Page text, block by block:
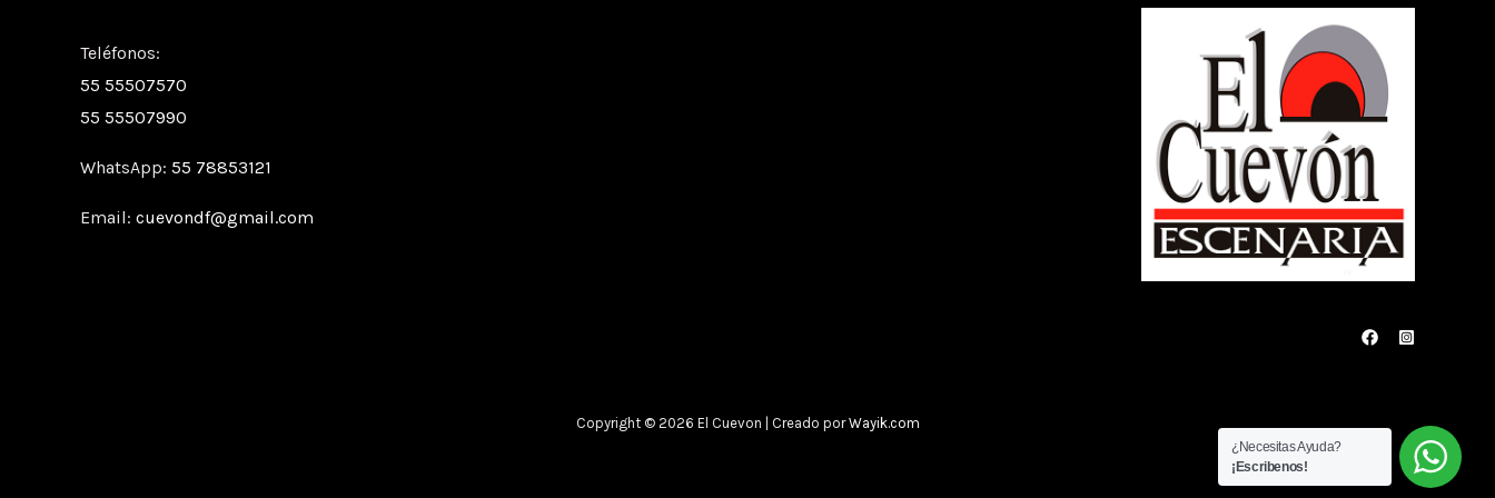
Teléfonos:
55 55507570
55 55507990
WhatsApp: 55 78853121
Email: cuevondf@gmail.com
Copyright © 2026 El Cuevon | Creado porWayik.com
¿Necesitas Ayuda?
¡Escribenos!